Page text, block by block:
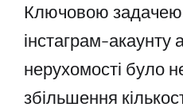
Ключовою задачею
інстаграм-акаунту
нерухомості було
збільшення